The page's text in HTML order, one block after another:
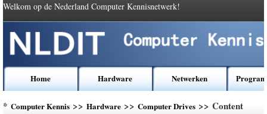
Welkom op de Nederland Computer Kennisnetwerk!
Home Hardware Netwerken
* Computer Kennis >> Hardware >> Computer Drives >> Content